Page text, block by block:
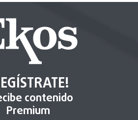
contenido
Premium